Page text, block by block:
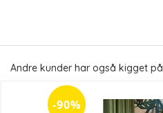
Andre kunder har også kigget på
-90%